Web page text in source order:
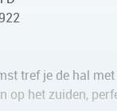
tref je de hal
op het zuiden,